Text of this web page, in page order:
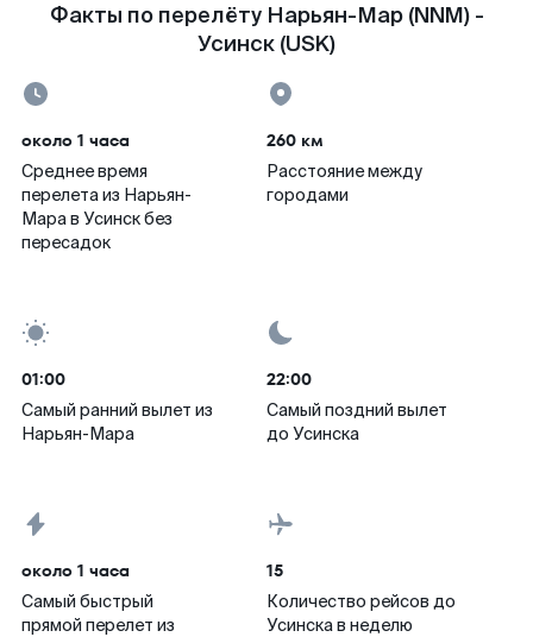
Факты по перелёту Нарьян-Мар (NNM) -
Усинск (USK)
около 1 часа
Среднее время
перелета из Нарьян-
Мара в Усинск без
пересадок
260 км
Расстояние между
городами
01:00
Самый ранний вылет из
Нарьян-Мара
22:00
Самый поздний вылет
до Усинска
около 1 часа
Самый быстрый
прямой перелет из
15
Количество рейсов до
Усинска в неделю